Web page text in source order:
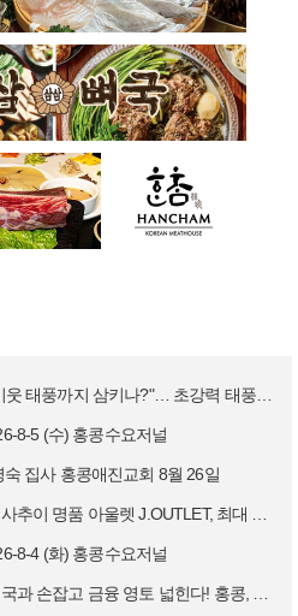
풍까지 삼키나?"… 초강력 태풍 '돌핀' 세력 재확…
8-5 (수) 홍콩수요저널
숙 집사 홍콩애진교회 8월 26일
명품 아울렛 J.OUTLET, 최대 90% 빅 세일…
8-4 (화) 홍콩수요저널
잡고 금융 영토 넓힌다! 홍콩, 10대 신규 정책 …